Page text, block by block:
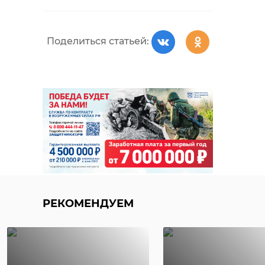
Поделиться статьей:
РЕКОМЕНДУЕМ
Жительница
Всеволожска
зарегистрировала
173 мигранта ...
18 октября 2019, 15:50
Узбекистана
розыске
...
12 октября 2021, 12:24